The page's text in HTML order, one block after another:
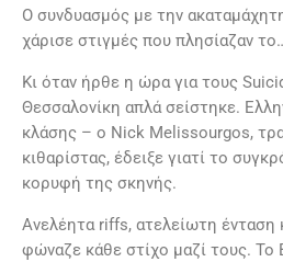
Ο συνδυασμός με την
χάρισε στιγμές που πλησίαζαν
Κι όταν ήρθε η ώρα για τους
Θεσσαλονίκη απλά σείστηκε.
κλάσης – ο Nick Melissourgos,
κιθαρίστας, έδειξε γιατί το
κορυφή της σκηνής.
Ανελέητα riffs, ατελείωτη ένταση
φώναζε κάθε στίχο μαζί τους. Το